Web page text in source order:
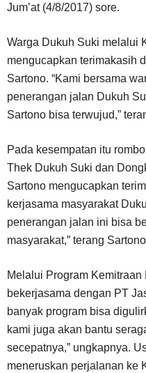
Jum’at (4/8/2017) sore.
Warga Dukuh Suki melalui
mengucapkan terimakasih
Sartono. “Kami bersama
penerangan jalan Dukuh
Sartono bisa terwujud,”
Pada kesempatan itu
Thek Dukuh Suki dan
Sartono mengucapkan
kerjasama masyarakat
penerangan jalan ini bisa
masyarakat,” terang
Melalui Program
bekerjasama dengan PT
banyak program bisa
kami juga akan bantu
secepatnya,” ungkapnya.
meneruskan perjalanan ke